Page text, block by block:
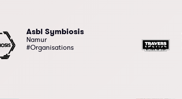
Asbl Symbiosis
Namur
#Organisations